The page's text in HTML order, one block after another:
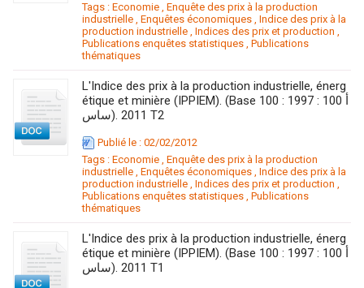
Tags : Economie , Enquête des prix à la production
industrielle , Enquêtes économiques , Indice des prix à la
production industrielle , Indices des prix et production ,
Publications enquêtes statistiques , Publications
thématiques
L'Indice des prix à la production industrielle, énerg
étique et minière (IPPIEM). (Base 100 : 1997 : 100 أ
ساس). 2011 T2
Publié le : 02/02/2012
Tags : Economie , Enquête des prix à la production
industrielle , Enquêtes économiques , Indice des prix à la
production industrielle , Indices des prix et production ,
Publications enquêtes statistiques , Publications
thématiques
L'Indice des prix à la production industrielle, énerg
étique et minière (IPPIEM). (Base 100 : 1997 : 100 أ
ساس). 2011 T1